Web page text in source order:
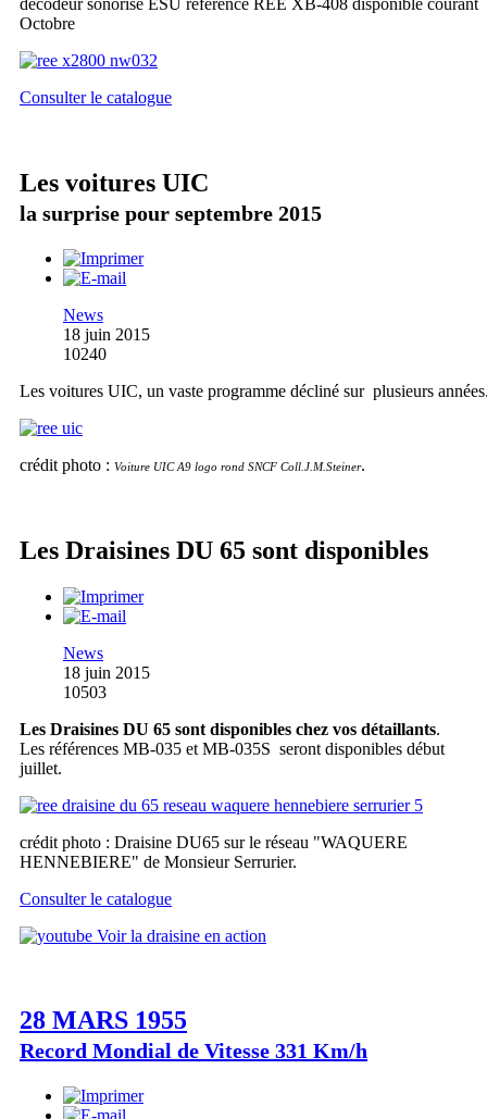
décodeur sonorisé ESU référence REE XB-408 disponible courant
Octobre
Consulter le catalogue
Les voitures UIC
la surprise pour septembre 2015
News
18 juin 2015
10240
Les voitures UIC, un vaste programme décliné sur plusieurs
crédit photo : Voiture UIC A9 logo rond SNCF Coll.J.M.Steiner.
Les Draisines DU 65 sont disponibles
News
18 juin 2015
10503
Les Draisines DU 65 sont disponibles chez vos détaillants.
Les références MB-035 et MB-035S seront disponibles début
juillet.
crédit photo : Draisine DU65 sur le réseau "WAQUERE
HENNEBIERE" de Monsieur Serrurier.
Consulter le catalogue
Voir la draisine en action
28 MARS 1955
Record Mondial de Vitesse 331 Km/h